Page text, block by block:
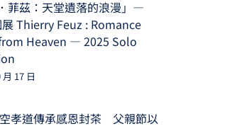
菲茲：天堂遺落的浪漫」—
Thierry Feuz : Romance
Heaven — 2025 Solo
17 日
孝道傳承感恩封茶 父親節以